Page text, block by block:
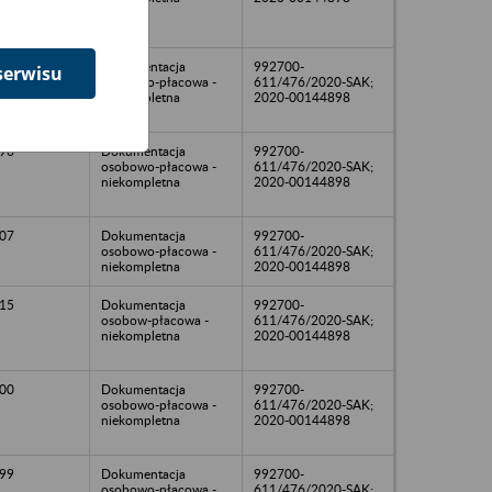
Dokumentacja
osobowo-płacowa -
niekompletna
992700-
611/476/2020-SAK;
2020-00144898
Dokumentacja
osobowo-płacowa -
niekompletna
992700-
611/476/2020-SAK;
2020-00144898
Dokumentacja
osobowo-płacowa -
niekompletna
992700-
611/476/2020-SAK;
2020-00144898
Dokumentacja
osobow-płacowa -
niekompletna
992700-
611/476/2020-SAK;
2020-00144898
Dokumentacja
osobowo-płacowa -
niekompletna
992700-
611/476/2020-SAK;
2020-00144898
Dokumentacja
992700-